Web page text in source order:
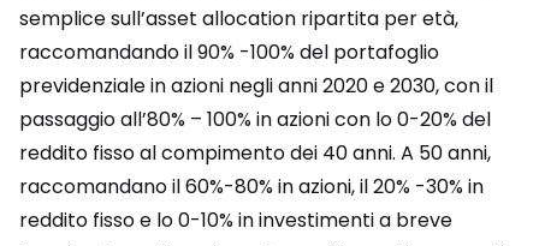
semplice sull’asset allocation ripartita per età,
raccomandando il 90% -100% del portafoglio
previdenziale in azioni negli anni 2020 e 2030, con il
passaggio all’80% – 100% in azioni con lo 0-20% del
reddito fisso al compimento dei 40 anni. A 50 anni,
raccomandano il 60%-80% in azioni, il 20% -30% in
reddito fisso e lo 0-10% in investimenti a breve